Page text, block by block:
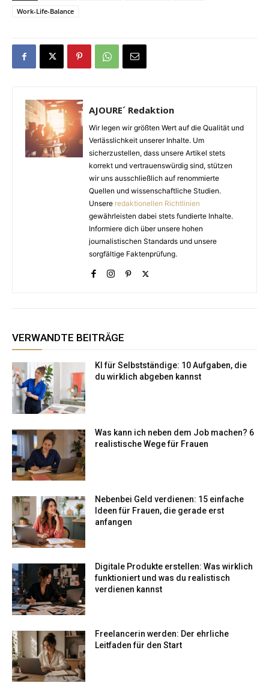
Work-Life-Balance
AJOURE´ Redaktion
Wir legen wir größten Wert auf die Qualität und
Verlässlichkeit unserer Inhalte. Um
sicherzustellen, dass unsere Artikel stets
korrekt und vertrauenswürdig sind, stützen
wir uns ausschließlich auf renommierte
Quellen und wissenschaftliche Studien.
Unsere redaktionellen Richtlinien
gewährleisten dabei stets fundierte Inhalte.
Informiere dich über unsere hohen
journalistischen Standards und unsere
sorgfältige Faktenprüfung.
VERWANDTE BEITRÄGE
KI für Selbstständige: 10 Aufgaben, die
du wirklich abgeben kannst
Was kann ich neben dem Job machen? 6
realistische Wege für Frauen
Nebenbei Geld verdienen: 15 einfache
Ideen für Frauen, die gerade erst
anfangen
Digitale Produkte erstellen: Was wirklich
funktioniert und was du realistisch
verdienen kannst
Freelancerin werden: Der ehrliche
Leitfaden für den Start